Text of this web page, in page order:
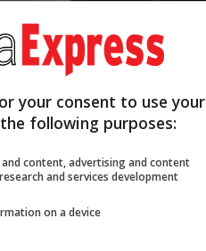
your consent to use your
following purposes:
content, advertising and content
and services development
on a device